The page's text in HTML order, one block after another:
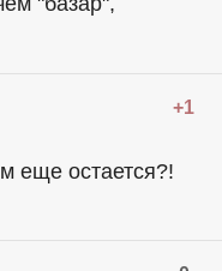
+1
еще остается?!